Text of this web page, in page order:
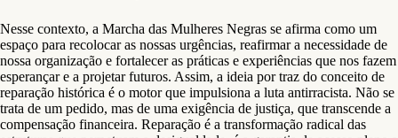
Nesse contexto, a Marcha das Mulheres Negras se afirma como um
espaço para recolocar as nossas urgências, reafirmar a necessidade de
nossa organização e fortalecer as práticas e experiências que nos fazem
esperançar e a projetar futuros. Assim, a ideia por traz do conceito de
reparação histórica é o motor que impulsiona a luta antirracista. Não se
trata de um pedido, mas de uma exigência de justiça, que transcende a
compensação financeira. Reparação é a transformação radical das